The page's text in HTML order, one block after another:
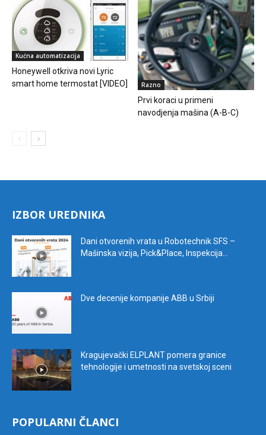
Kućna automatizacija
Honeywell otkriva novi Lyric
smart home termostat [VIDEO]
Razno
Prvi koraci u primeni
navodjenja mašina (A-B-C)
IZBOR UREDNIKA
Dani otvorenih vrata u Robotechnik SFS –
Mašinska vizija, Pick&Place, Inspekcija...
Dve decenije kompanije ABB u Srbiji
Kragujevački ELPLANT pomera granice
tehnologije i umetnosti na svetskoj sceni
POPULARNI ČLANCI